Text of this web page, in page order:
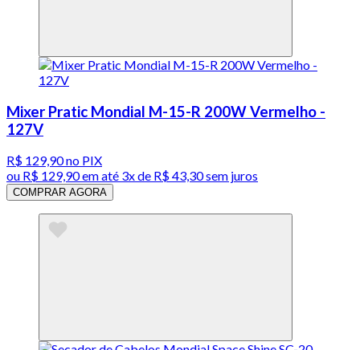
Mixer Pratic Mondial M-15-R 200W Vermelho -
127V
R$ 129,90no PIX
ou R$ 129,90em até 3x de R$ 43,30 sem juros
COMPRAR AGORA